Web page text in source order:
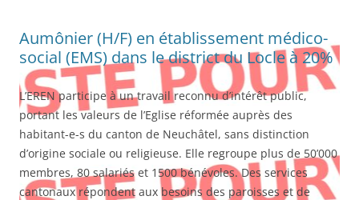
Aumônier (H/F) en établissement médico-
social (EMS) dans le district du Locle à 20%
L’EREN participe à un travail reconnu d’intérêt public,
portant les valeurs de l’Eglise réformée auprès des
habitant-e-s du canton de Neuchâtel, sans distinction
d’origine sociale ou religieuse. Elle regroupe plus de 50’000
membres, 80 salariés et 1500 bénévoles. Des services
cantonaux répondent aux besoins des paroisses et de